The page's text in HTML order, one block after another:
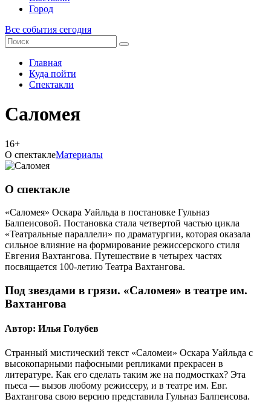
Город
Все события сегодня
Главная
Куда пойти
Спектакли
Саломея
16+
О спектаклеМатериалы
О спектакле
«Саломея» Оскара Уайльда в постановке Гульназ
Балпеисовой. Постановка стала четвертой частью цикла
«Театральные параллели» по драматургии, которая оказала
сильное влияние на формирование режиссерского стиля
Евгения Вахтангова. Путешествие в четырех частях
посвящается 100-летию Театра Вахтангова.
Под звездами в грязи. «Саломея» в театре им.
Вахтангова
Автор: Илья Голубев
Странный мистический текст «Саломеи» Оскара Уайльда с
высокопарными пафосными репликами прекрасен в
литературе. Как его сделать таким же на подмостках? Эта
пьеса — вызов любому режиссеру, и в театре им. Евг.
Вахтангова свою версию представила Гульназ Балпеисова.